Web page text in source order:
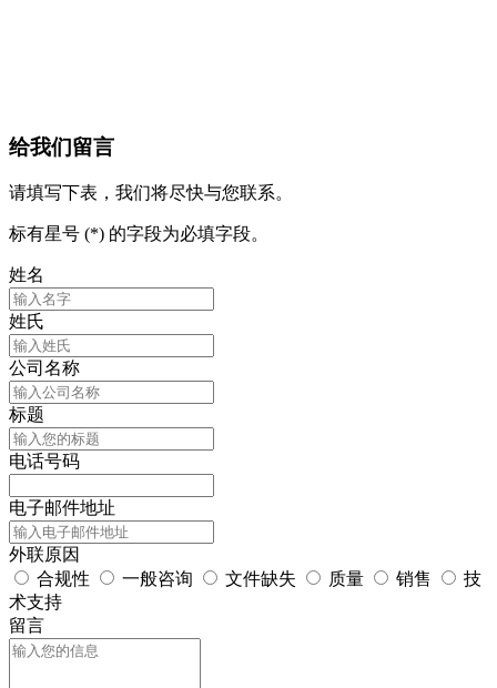
给我们留言
请填写下表，我们将尽快与您联系。
标有星号 (*) 的字段为必填字段。
姓名
姓氏
公司名称
标题
电话号码
电子邮件地址
外联原因
合规性
一般咨询 文件缺失 质量 销售
技
术支持
留言